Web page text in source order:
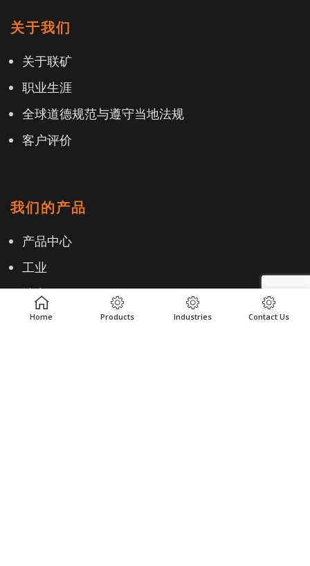
关于我们
关于联矿
职业生涯
全球道德规范与遵守当地法规
客户评价
我们的产品
产品中心
工业
地点
资源
Home Products Industries Contact Us